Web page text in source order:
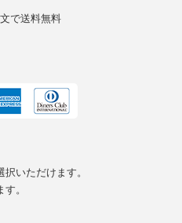
で送料無料
いただけます。
。